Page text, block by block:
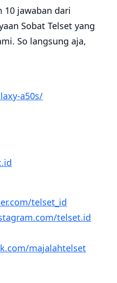
10 jawaban dari
Sobat Telset yang
So langsung aja,
a50s/
telset_id
telset.id
majalahtelset